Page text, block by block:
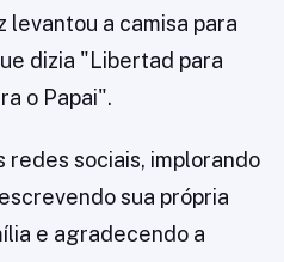
levantou a camisa para
dizia "Libertad para
o Papai".
redes sociais, implorando
sua própria
e agradecendo a